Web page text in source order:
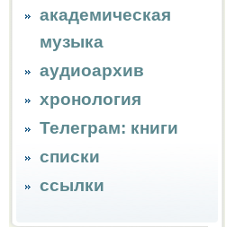
академическая
музыка
аудиоархив
хронология
Телеграм: книги
списки
ссылки